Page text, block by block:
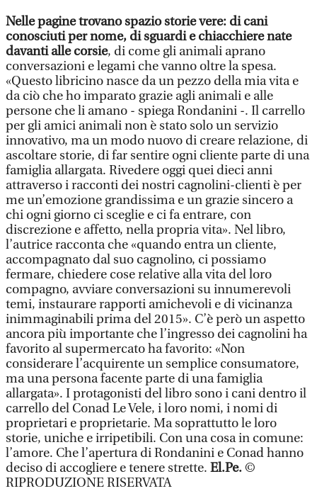
Nelle pagine trovano spazio storie vere: di cani
conosciuti per nome, di sguardi e chiacchiere nate
davanti alle corsie, di come gli animali aprano
conversazioni e legami che vanno oltre la spesa.
«Questo libricino nasce da un pezzo della mia vita e
da ciò che ho imparato grazie agli animali e alle
persone che li amano - spiega Rondanini -. Il carrello
per gli amici animali non è stato solo un servizio
innovativo, ma un modo nuovo di creare relazione, di
ascoltare storie, di far sentire ogni cliente parte di una
famiglia allargata. Rivedere oggi quei dieci anni
attraverso i racconti dei nostri cagnolini-clienti è per
me un’emozione grandissima e un grazie sincero a
chi ogni giorno ci sceglie e ci fa entrare, con
discrezione e affetto, nella propria vita». Nel libro,
l’autrice racconta che «quando entra un cliente,
accompagnato dal suo cagnolino, ci possiamo
fermare, chiedere cose relative alla vita del loro
compagno, avviare conversazioni su innumerevoli
temi, instaurare rapporti amichevoli e di vicinanza
inimmaginabili prima del 2015». C’è però un aspetto
ancora più importante che l’ingresso dei cagnolini ha
favorito al supermercato ha favorito: «Non
considerare l’acquirente un semplice consumatore,
ma una persona facente parte di una famiglia
allargata». I protagonisti del libro sono i cani dentro il
carrello del Conad Le Vele, i loro nomi, i nomi di
proprietari e proprietarie. Ma soprattutto le loro
storie, uniche e irripetibili. Con una cosa in comune:
l’amore. Che l’apertura di Rondanini e Conad hanno
deciso di accogliere e tenere strette. El.Pe.©
RIPRODUZIONE RISERVATA